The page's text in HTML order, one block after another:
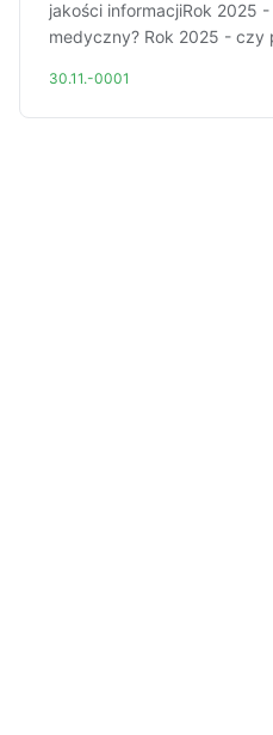
jakości informacjiRok 2025
medyczny? Rok 2025 -
30.11.-0001